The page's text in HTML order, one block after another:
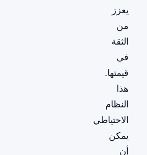
يعزز
من
الثقة
في
قيمتها.
هذا
النظام
الاحتياطي
يمكن
أن